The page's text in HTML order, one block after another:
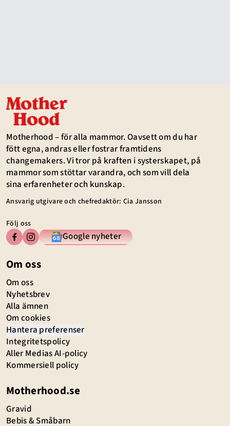
Motherhood – för alla mammor. Oavsett om du har
fött egna, andras eller fostrar framtidens
changemakers. Vi tror på kraften i systerskapet, på
mammor som stöttar varandra, och som vill dela
sina erfarenheter och kunskap.
Ansvarig utgivare och chefredaktör: Cia Jansson
Följ oss
Google nyheter
Om oss
Om oss
Nyhetsbrev
Alla ämnen
Om cookies
Hantera preferenser
Integritetspolicy
Aller Medias AI-policy
Kommersiell policy
Motherhood.se
Gravid
Bebis & Småbarn